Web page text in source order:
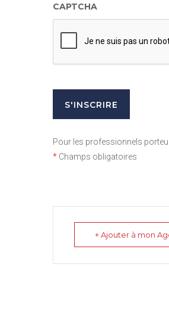
CAPTCHA
Pour les professionnels
* Champs obligatoires
+ Ajouter à mon